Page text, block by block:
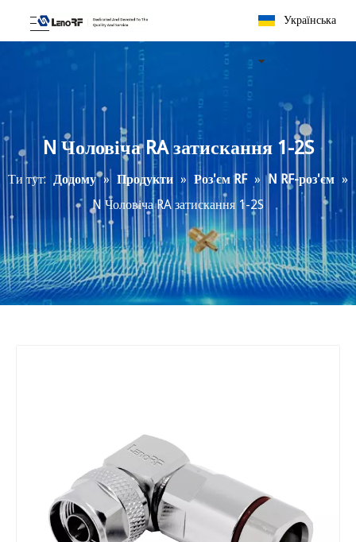
Українська
N Чоловіча RA затискання 1-2S
Ти тут: Додому » Продукти » Роз'єм RF » N RF-роз'єм »
N Чоловіча RA затискання 1-2S